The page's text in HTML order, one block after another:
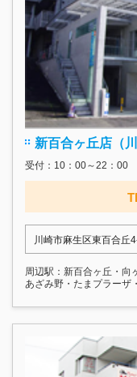
新百合ヶ丘店（
受付：10：00～22：00
川崎市麻生区東百合丘
周辺駅：新百合ヶ丘・向
あざみ野・たまプラーザ